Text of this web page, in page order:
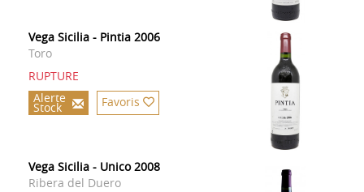
Vega Sicilia - Pintia 2006
Toro
RUPTURE
Alerte
Stock Favoris
Vega Sicilia - Unico 2008
Ribera del Duero